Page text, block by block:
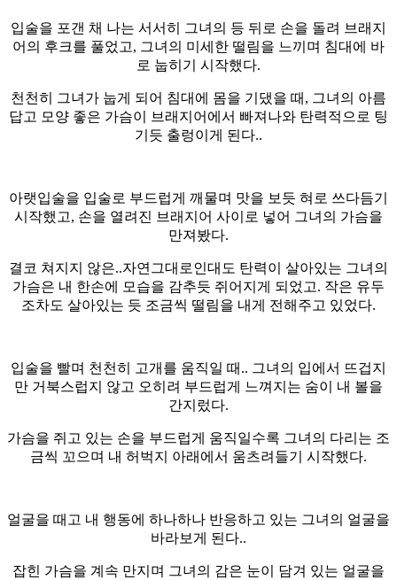
입술을 포갠 채 나는 서서히 그녀의 등 뒤로 손을 돌려 브래지
어의 후크를 풀었고, 그녀의 미세한 떨림을 느끼며 침대에 바
로 눕히기 시작했다.
천천히 그녀가 눕게 되어 침대에 몸을 기댔을 때, 그녀의 아름
답고 모양 좋은 가슴이 브래지어에서 빠져나와 탄력적으로 팅
기듯 출렁이게 된다..
아랫입술을 입술로 부드럽게 깨물며 맛을 보듯 혀로 쓰다듬기
시작했고, 손을 열려진 브래지어 사이로 넣어 그녀의 가슴을
만져봤다.
결코 쳐지지 않은..자연그대로인대도 탄력이 살아있는 그녀의
가슴은 내 한손에 모습을 감추듯 쥐어지게 되었고. 작은 유두
조차도 살아있는 듯 조금씩 떨림을 내게 전해주고 있었다.
입술을 빨며 천천히 고개를 움직일 때.. 그녀의 입에서 뜨겁지
만 거북스럽지 않고 오히려 부드럽게 느껴지는 숨이 내 볼을
간지렀다.
가슴을 쥐고 있는 손을 부드럽게 움직일수록 그녀의 다리는 조
금씩 꼬으며 내 허벅지 아래에서 움츠려들기 시작했다.
얼굴을 때고 내 행동에 하나하나 반응하고 있는 그녀의 얼굴을
바라보게 된다..
잡힌 가슴을 계속 만지며 그녀의 감은 눈이 담겨 있는 얼굴을